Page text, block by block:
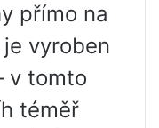
přímo na
vyroben
v tomto
téměř